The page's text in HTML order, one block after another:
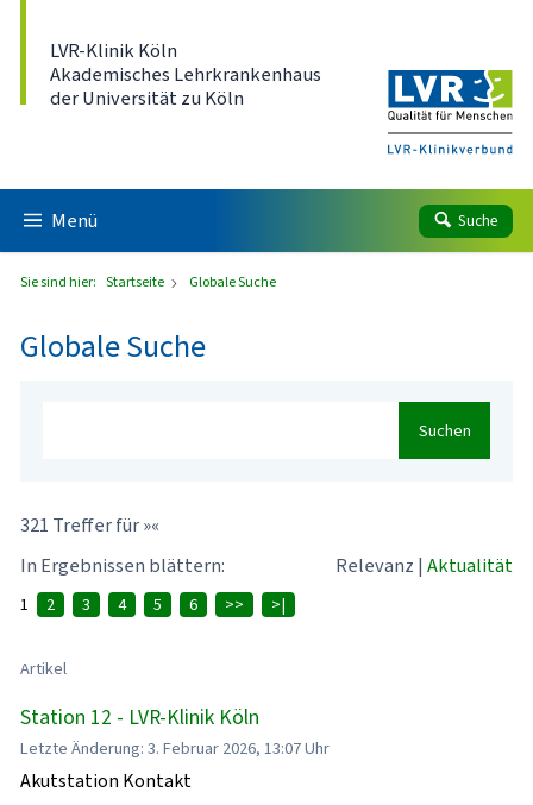
LVR-Klinik Köln
Akademisches Lehrkrankenhaus
der Universität zu Köln
Menü Suche
Sie sind hier: Startseite Globale Suche
Globale Suche
Suchen
321 Treffer für »«
In Ergebnissen blättern:
Relevanz | Aktualität
1 2 3 4 5 6 >> >|
Artikel
Station 12 - LVR-Klinik Köln
Letzte Änderung: 3. Februar 2026, 13:07 Uhr
Akutstation Kontakt